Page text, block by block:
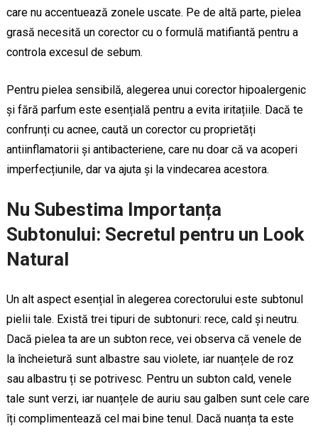
care nu accentuează zonele uscate. Pe de altă parte, pielea
grasă necesită un corector cu o formulă matifiantă pentru a
controla excesul de sebum.
Pentru pielea sensibilă, alegerea unui corector hipoalergenic
și fără parfum este esențială pentru a evita iritațiile. Dacă te
confrunți cu acnee, caută un corector cu proprietăți
antiinflamatorii și antibacteriene, care nu doar că va acoperi
imperfecțiunile, dar va ajuta și la vindecarea acestora.
Nu Subestima Importanța
Subtonului: Secretul pentru un Look
Natural
Un alt aspect esențial în alegerea corectorului este subtonul
pielii tale. Există trei tipuri de subtonuri: rece, cald și neutru.
Dacă pielea ta are un subton rece, vei observa că venele de
la încheietură sunt albastre sau violete, iar nuanțele de roz
sau albastru ți se potrivesc. Pentru un subton cald, venele
tale sunt verzi, iar nuanțele de auriu sau galben sunt cele care
îți complimentează cel mai bine tenul. Dacă nuanța ta este